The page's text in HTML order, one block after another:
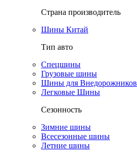
Страна производитель
Шины Китай
Тип авто
Спецшины
Грузовые шины
Шины для Внедорожников
Легковые Шины
Сезонность
Зимние шины
Всесезонные шины
Летние шины